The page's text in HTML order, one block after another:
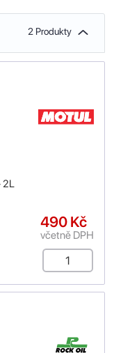
2 Produkty
2L
490 Kč
včetně DPH